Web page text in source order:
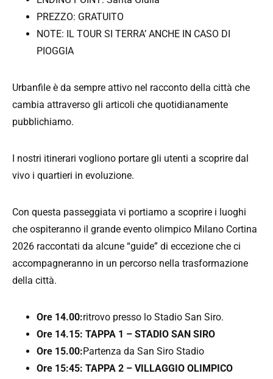
PREZZO: GRATUITO
NOTE: IL TOUR SI TERRA’ ANCHE IN CASO DI
PIOGGIA
Urbanfile è da sempre attivo nel racconto della città che
cambia attraverso gli articoli che quotidianamente
pubblichiamo.
I nostri itinerari vogliono portare gli utenti a scoprire dal
vivo i quartieri in evoluzione.
Con questa passeggiata vi portiamo a scoprire i luoghi
che ospiteranno il grande evento olimpico Milano Cortina
2026 raccontati da alcune “guide” di eccezione che ci
accompagneranno in un percorso nella trasformazione
della città.
Ore 14.00:ritrovo presso lo Stadio San Siro.
Ore 14.15: TAPPA 1 – STADIO SAN SIRO
Ore 15.00:Partenza da San Siro Stadio
Ore 15:45: TAPPA 2 – VILLAGGIO OLIMPICO